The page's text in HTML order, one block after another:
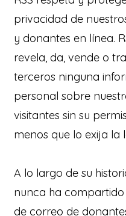
privacidad de
y donantes en línea.
revela, da, vende o
terceros ninguna
personal sobre
visitantes sin su
menos que lo exija la
A lo largo de su
nunca ha compartido
de correo de